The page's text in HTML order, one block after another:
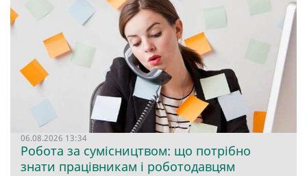
06.08.2026 13:34
Робота за сумісництвом: що потрібно
знати працівникам і роботодавцям